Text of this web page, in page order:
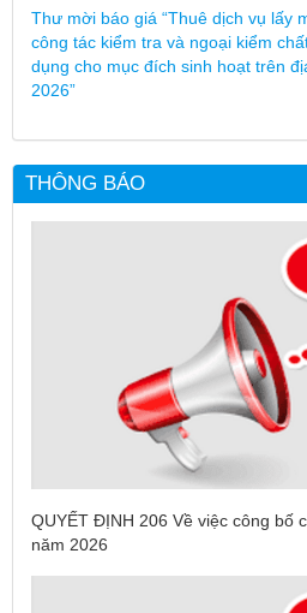
Thư mời báo giá “Thuê dịch vụ lấy
công tác kiểm tra và ngoại kiểm
dụng cho mục đích sinh hoạt trên
2026”
THÔNG BÁO
QUYẾT ĐỊNH 206 Về việc công bố
năm 2026